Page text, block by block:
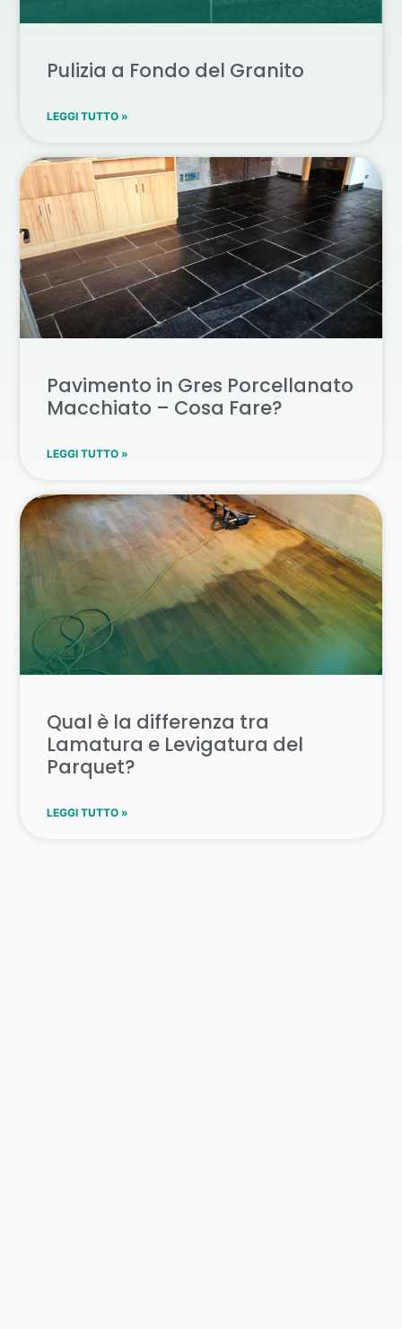
Pulizia a Fondo del Granito
LEGGI TUTTO »
Pavimento in Gres Porcellanato
Macchiato – Cosa Fare?
LEGGI TUTTO »
Qual è la differenza tra
Lamatura e Levigatura del
Parquet?
LEGGI TUTTO »